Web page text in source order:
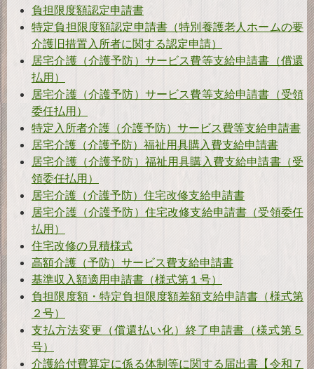
負担限度額認定申請書
特定負担限度額認定申請書（特別養護老人ホームの要
介護旧措置入所者に関する認定申請）
居宅介護（介護予防）サービス費等支給申請書（償還
払用）
居宅介護（介護予防）サービス費等支給申請書（受領
委任払用）
特定入所者介護（介護予防）サービス費等支給申請書
居宅介護（介護予防）福祉用具購入費支給申請書
居宅介護（介護予防）福祉用具購入費支給申請書（受
領委任払用）
居宅介護（介護予防）住宅改修支給申請書
居宅介護（介護予防）住宅改修支給申請書（受領委任
払用）
住宅改修の見積様式
高額介護（予防）サービス費支給申請書
基準収入額適用申請書（様式第１号）
負担限度額・特定負担限度額差額支給申請書（様式第
２号）
支払方法変更（償還払い化）終了申請書（様式第５
号）
介護給付費算定に係る体制等に関する届出書【令和７